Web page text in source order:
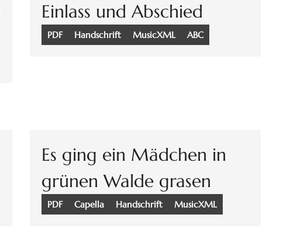
Einlass und Abschied
PDF Handschrift MusicXML ABC
Es ging ein Mädchen in
grünen Walde grasen
PDF Capella Handschrift MusicXML